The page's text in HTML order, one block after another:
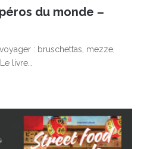
du monde –
: bruschettas, mezze,
livre…